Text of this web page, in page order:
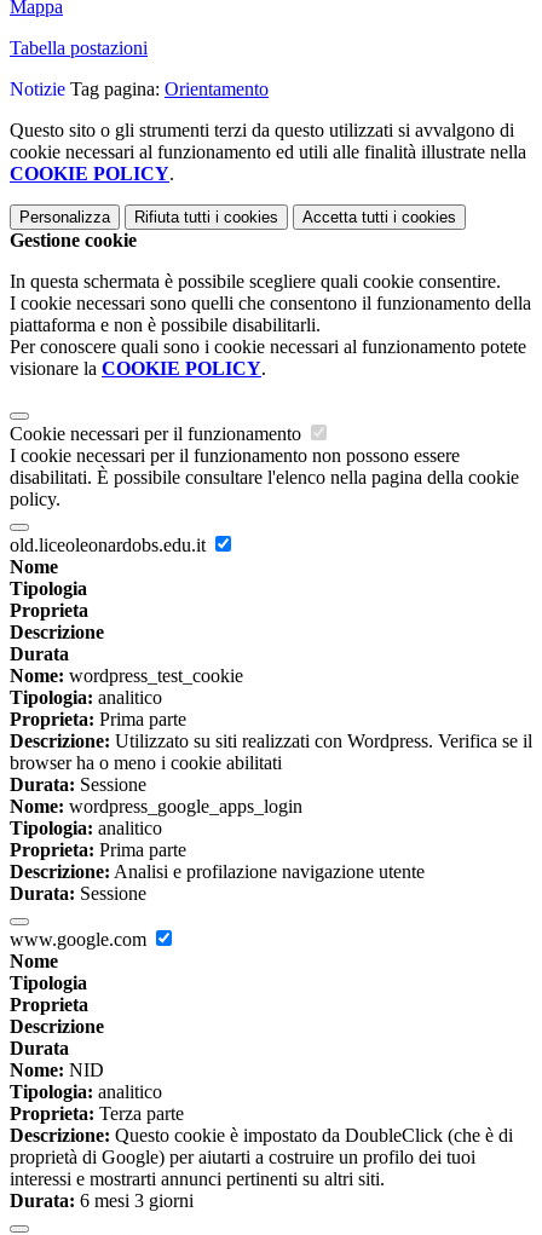
Mappa
Tabella postazioni
Notizie Tag pagina: Orientamento
Questo sito o gli strumenti terzi da questo utilizzati si avvalgono di
cookie necessari al funzionamento ed utili alle finalità illustrate nella
COOKIE POLICY.
Personalizza Rifiuta tutti i cookies Accetta tutti i cookies
Gestione cookie
In questa schermata è possibile scegliere quali cookie consentire.
I cookie necessari sono quelli che consentono il funzionamento della
piattaforma e non è possibile disabilitarli.
Per conoscere quali sono i cookie necessari al funzionamento potete
visionare la COOKIE POLICY.
Cookie necessari per il funzionamento
I cookie necessari per il funzionamento non possono essere
disabilitati. È possibile consultare l'elenco nella pagina della cookie
policy.
old.liceoleonardobs.edu.it
Nome
Tipologia
Proprieta
Descrizione
Durata
Nome: wordpress_test_cookie
Tipologia: analitico
Proprieta: Prima parte
Descrizione: Utilizzato su siti realizzati con Wordpress. Verifica se il
browser ha o meno i cookie abilitati
Durata: Sessione
Nome: wordpress_google_apps_login
Tipologia: analitico
Proprieta: Prima parte
Descrizione: Analisi e profilazione navigazione utente
Durata: Sessione
www.google.com
Nome
Tipologia
Proprieta
Descrizione
Durata
Nome: NID
Tipologia: analitico
Proprieta: Terza parte
Descrizione: Questo cookie è impostato da DoubleClick (che è di
proprietà di Google) per aiutarti a costruire un profilo dei tuoi
interessi e mostrarti annunci pertinenti su altri siti.
Durata: 6 mesi 3 giorni